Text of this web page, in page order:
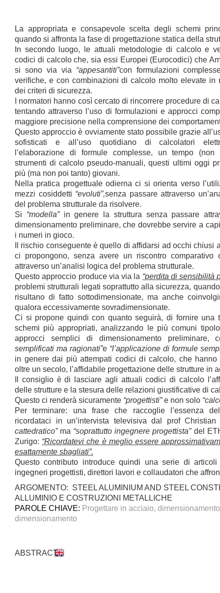
La appropriata e consapevole scelta degli schemi
quando si affronta la fase di progettazione statica della
In secondo luogo, le attuali metodologie di calcolo e
codici di calcolo che, sia essi Europei (Eurocodici) che
si sono via via “appesantiti”con formulazioni
verifiche, e con combinazioni di calcolo molto elevate in
dei criteri di sicurezza.
I normatori hanno così cercato di rincorrere procedure di
tentando attraverso l’uso di formulazioni e approcci
maggiore precisione nella comprensione dei
Questo approccio è ovviamente stato possibile grazie
sofisticati e all’uso quotidiano di calcolatori
l’elaborazione di formule complesse, un tempo
strumenti di calcolo pseudo-manuali, questi ultimi oggi
più (ma non poi tanto) giovani.
Nella pratica progettuale odierna ci si orienta verso
mezzi cosiddetti “evoluti”,senza passare attraverso
del problema strutturale da risolvere.
Si “modella”in genere la struttura senza passare
dimensionamento preliminare, che dovrebbe servire a
i numeri in gioco.
Il rischio conseguente è quello di affidarsi ad occhi chiusi
ci propongono, senza avere un riscontro comparativo
attraverso un’analisi logica del problema strutturale.
Questo approccio produce via via la “perdita di sensibilità
problemi strutturali legati soprattutto alla sicurezza,
risultano di fatto sottodimensionate, ma anche
qualora eccessivamente sovradimensionate.
Ci si propone quindi con quanto seguirà, di fornire una
schemi più appropriati, analizzando le più comuni
approcci semplici di dimensionamento preliminare,
semplificati ma ragionati”e “l’applicazione di formule
in genere dai più attempati codici di calcolo, che hanno
oltre un secolo, l’affidabile progettazione delle strutture in
Il consiglio è di lasciare agli attuali codici di calcolo
delle strutture e la stesura delle relazioni giustificative di
Questo ci renderà sicuramente “progettisti”e non solo
Per terminare: una frase che raccoglie l’essenza
ricordataci in un’intervista televisiva dal prof
cattedratico”ma “soprattutto ingegnere progettista”del
Zurigo: “Ricordatevi che è meglio essere
esattamente sbagliati”.
Questo contributo introduce quindi una serie di
ingegneri progettisti, direttori lavori e collaudatori che
ARGOMENTO: STEEL ALUMINIUM AND STEEL
ALLUMINIO E COSTRUZIONI METALLICHE
PAROLE CHIAVE: Progettare in acciaio,
dimensionamento
ABSTRACT